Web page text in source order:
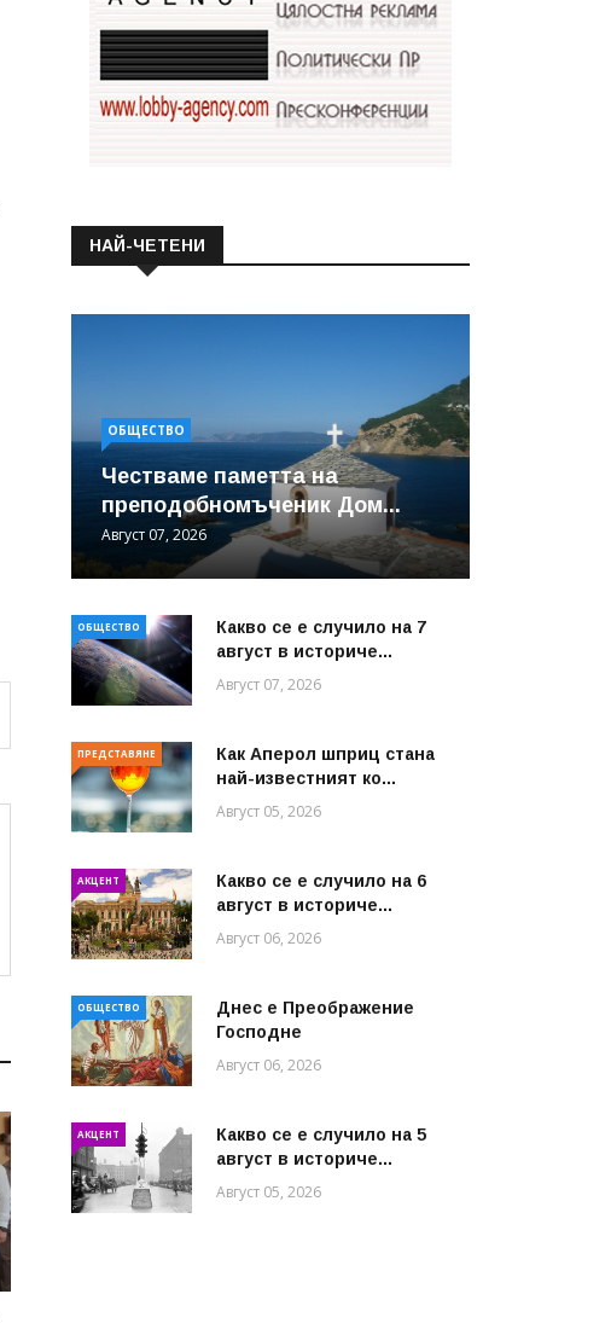
НАЙ-ЧЕТЕНИ
ОБЩЕСТВО
Честваме паметта на
преподобномъченик Дом...
Август 07, 2026
ОБЩЕСТВО
Какво се е случило на 7
август в историче...
Август 07, 2026
ПРЕДСТАВЯНЕ
Как Аперол шприц стана
най-известният ко...
Август 05, 2026
АКЦЕНТ
Какво се е случило на 6
август в историче...
Август 06, 2026
ОБЩЕСТВО
Днес е Преображение
Господне
Август 06, 2026
АКЦЕНТ
Какво се е случило на 5
август в историче...
Август 05, 2026